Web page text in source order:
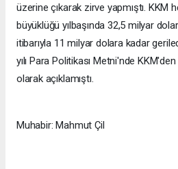
üzerine çıkarak zirve yapmıştı. KKM
büyüklüğü yılbaşında 32,5 milyar
itibarıyla 11 milyar dolara kadar
yılı Para Politikası Metni'nde
olarak açıklamıştı.
Muhabir: Mahmut Çil